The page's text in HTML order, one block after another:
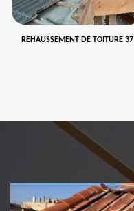
REHAUSSEMENT DE TOITURE 37